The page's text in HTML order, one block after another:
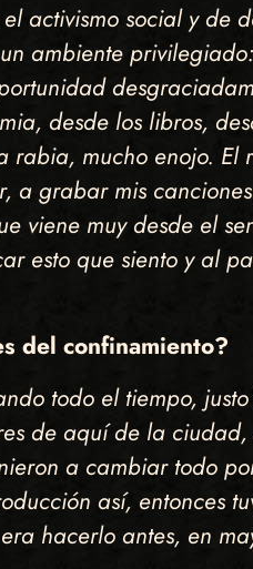
activismo social y de
ambiente
desde los libros,
mucho enojo.
a grabar mis
viene muy desde el
esto que siento y al
del confinamiento?
todo el tiempo,
de aquí de la
a cambiar todo
así, entonces
hacerlo antes, en